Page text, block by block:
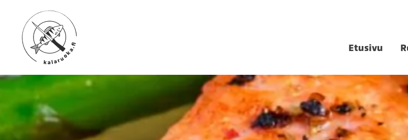
Etusivu